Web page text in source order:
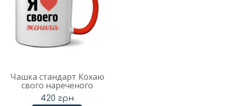
Чашка стандарт Кохаю
свого нареченого
420 грн